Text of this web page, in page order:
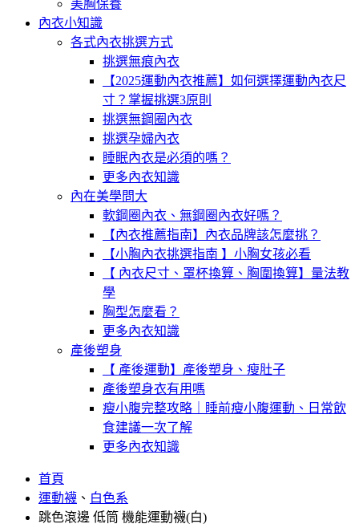
美胸保養
內衣小知識
各式內衣挑選方式
挑選無痕內衣
【2025運動內衣推薦】如何選擇運動內衣尺
寸？掌握挑選3原則
挑選無鋼圈內衣
挑選孕婦內衣
睡眠內衣是必須的嗎？
更多內衣知識
內在美學問大
軟鋼圈內衣、無鋼圈內衣好嗎？
【內衣推薦指南】內衣品牌該怎麼挑？
【小胸內衣挑選指南 】小胸女孩必看
【 內衣尺寸、罩杯換算、胸圍換算】量法教
學
胸型怎麼看？
更多內衣知識
產後塑身
【 產後運動】產後塑身、瘦肚子
產後塑身衣有用嗎
瘦小腹完整攻略｜睡前瘦小腹運動、日常飲
食建議一次了解
更多內衣知識
首頁
運動襪 、 白色系
跳色滾邊 低筒 機能運動襪(白)